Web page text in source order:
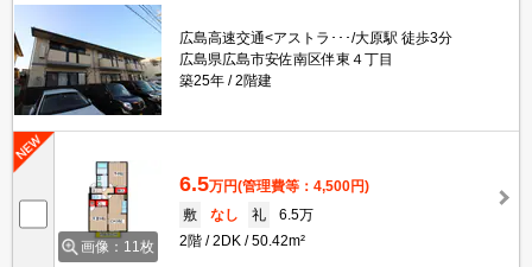
広島高速交通<アストラ･･･/大原駅 徒歩3分
広島県広島市安佐南区伴東４丁目
築25年
2階建
画像：11枚
6.5万円(管理費等：4,500円)
敷
なし 礼
6.5万
2階
2DK 50.42m²